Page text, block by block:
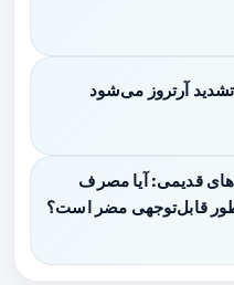
آرتروز می‌شود
قدیمی: آیا مصرف
قابل‌توجهی مضر است؟